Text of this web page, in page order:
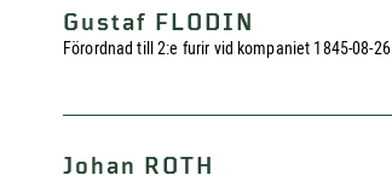
Gustaf FLODIN
Förordnad till 2:e furir vid kompaniet 1845-08-26.
Johan ROTH